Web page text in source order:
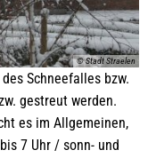
© Stadt Straelen
Schneefalles bzw.
gestreut werden.
es im Allgemeinen,
7 Uhr / sonn- und